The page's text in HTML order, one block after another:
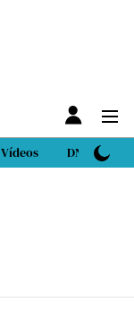
Vídeos DN Sport